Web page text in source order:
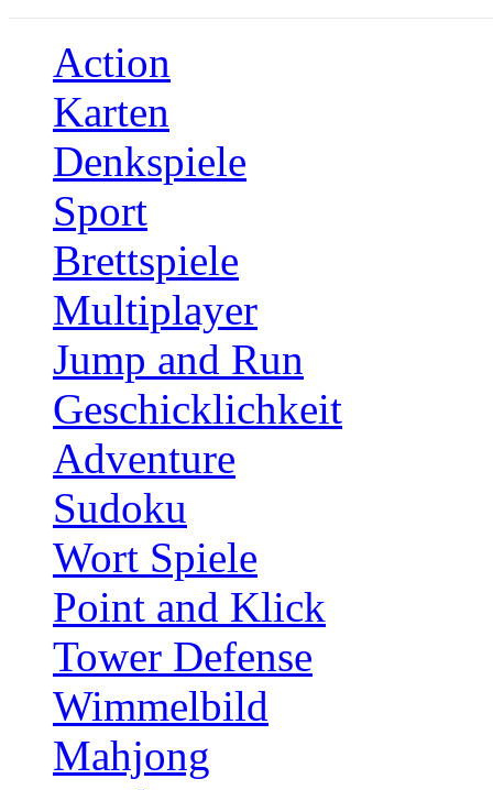
Action
Karten
Denkspiele
Sport
Brettspiele
Multiplayer
Jump and Run
Geschicklichkeit
Adventure
Sudoku
Wort Spiele
Point and Klick
Tower Defense
Wimmelbild
Mahjong